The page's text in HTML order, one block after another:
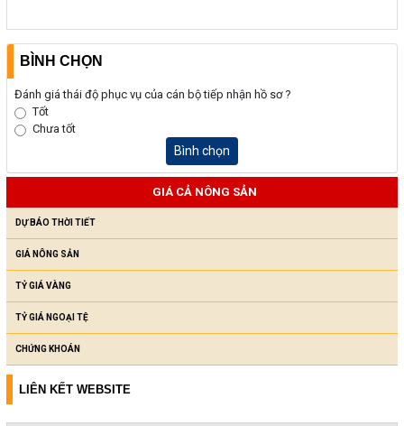
BÌNH CHỌN
Đánh giá thái độ phục vụ của cán bộ tiếp nhận hồ sơ ?
Tốt
Chưa tốt
Bình chọn
GIÁ CẢ NÔNG SẢN
DỰ BÁO THỜI TIẾT
GIÁ NÔNG SẢN
TỶ GIÁ VÀNG
TỶ GIÁ NGOẠI TỆ
CHỨNG KHOÁN
LIÊN KẾT WEBSITE